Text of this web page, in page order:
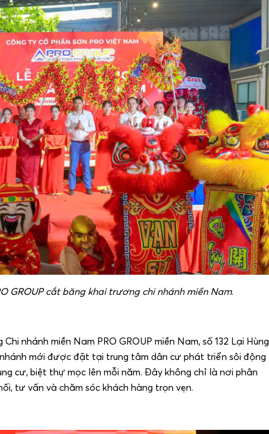
GROUP cắt băng khai trương chi nhánh miền Nam.
nhánh miền Nam PRO GROUP miền Nam, số 132 Lại Hùng
mới được đặt tại trung tâm dân cư phát triển sôi động
cư, biệt thự mọc lên mỗi năm. Đây không chỉ là nơi phân
tư vấn và chăm sóc khách hàng trọn vẹn.